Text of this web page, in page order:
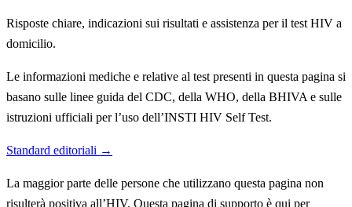
Risposte chiare, indicazioni sui risultati e assistenza per il test HIV a
domicilio.
Le informazioni mediche e relative al test presenti in questa pagina si
basano sulle linee guida del CDC, della WHO, della BHIVA e sulle
istruzioni ufficiali per l’uso dell’INSTI HIV Self Test.
Standard editoriali →
La maggior parte delle persone che utilizzano questa pagina non
risulterà positiva all’HIV. Questa pagina di supporto è qui per